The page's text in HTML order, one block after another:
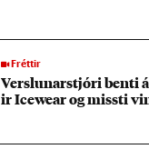
Fréttir
Versl­un­ar­stjóri benti
ir Icewe­ar og missti